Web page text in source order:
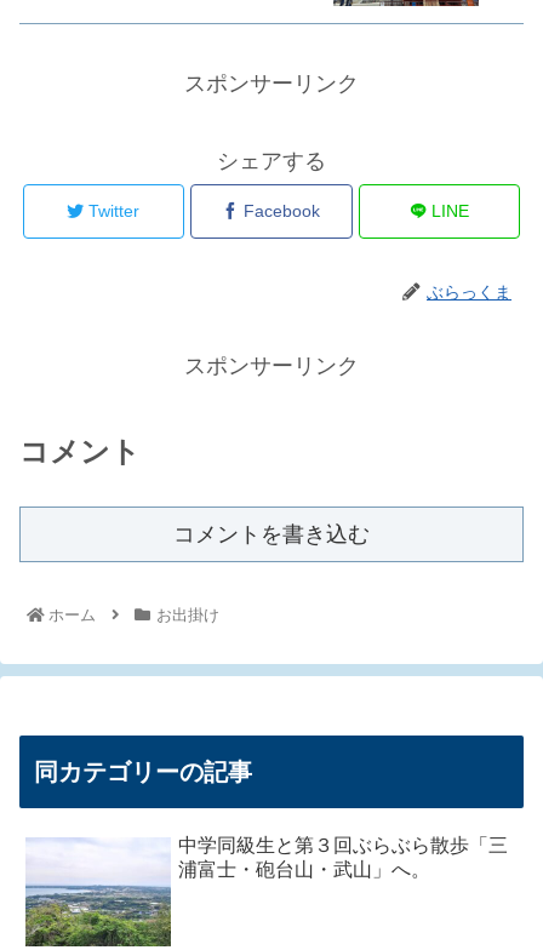
スポンサーリンク
シェアする
Twitter Facebook LINE
ぶらっくま
スポンサーリンク
コメント
コメントを書き込む
ホーム お出掛け
同カテゴリーの記事
中学同級生と第３回ぶらぶら散歩「三
浦富士・砲台山・武山」へ。